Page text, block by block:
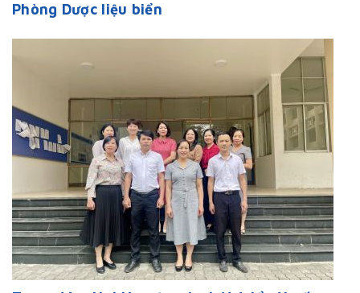
Phòng Dược liệu biển